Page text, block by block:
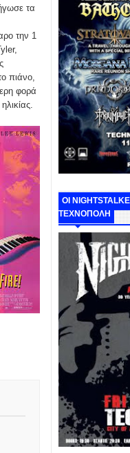
τα
την 1
πιάνο,
φορά
ΟΙ
ΤΕΧΝΟΠΟΛΗ